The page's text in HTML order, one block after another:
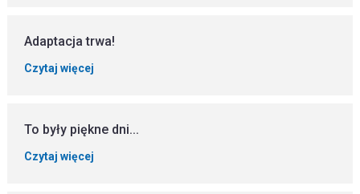
Adaptacja trwa!
Czytaj więcej
To były piękne dni...
Czytaj więcej